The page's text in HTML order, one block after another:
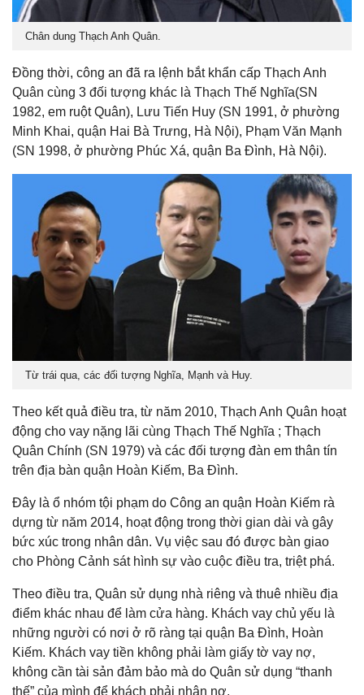
Chân dung Thạch Anh Quân.
Đồng thời, công an đã ra lệnh bắt khẩn cấp Thạch Anh
Quân cùng 3 đối tượng khác là Thạch Thế Nghĩa(SN
1982, em ruột Quân), Lưu Tiến Huy (SN 1991, ở phường
Minh Khai, quận Hai Bà Trưng, Hà Nội), Phạm Văn Mạnh
(SN 1998, ở phường Phúc Xá, quận Ba Đình, Hà Nội).
Từ trái qua, các đối tượng Nghĩa, Mạnh và Huy.
Theo kết quả điều tra, từ năm 2010, Thạch Anh Quân hoạt
động cho vay nặng lãi cùng Thạch Thế Nghĩa ; Thạch
Quân Chính (SN 1979) và các đối tượng đàn em thân tín
trên địa bàn quận Hoàn Kiếm, Ba Đình.
Đây là ổ nhóm tội phạm do Công an quận Hoàn Kiếm rà
dựng từ năm 2014, hoạt động trong thời gian dài và gây
bức xúc trong nhân dân. Vụ việc sau đó được bàn giao
cho Phòng Cảnh sát hình sự vào cuộc điều tra, triệt phá.
Theo điều tra, Quân sử dụng nhà riêng và thuê nhiều địa
điểm khác nhau để làm cửa hàng. Khách vay chủ yếu là
những người có nơi ở rõ ràng tại quận Ba Đình, Hoàn
Kiếm. Khách vay tiền không phải làm giấy tờ vay nợ,
không cần tài sản đảm bảo mà do Quân sử dụng “thanh
thế” của mình để khách phải nhận nợ.